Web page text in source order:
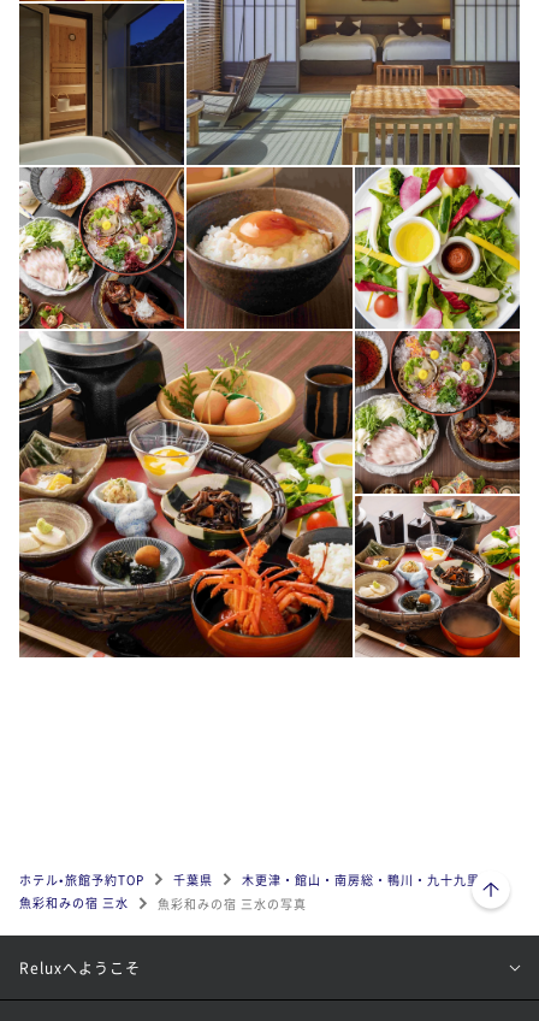
ホテル•旅館予約TOP 千葉県
木更津・館山・南房総・鴨川・九十九里
魚彩和みの宿 三水
魚彩和みの宿 三水の写真
ページトップへ
Reluxへようこそ